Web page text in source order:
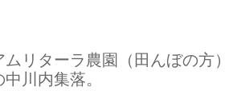
ムリターラ農園（田んぼの方
川内集落。